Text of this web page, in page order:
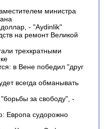
министра
- "Aydinlik"
на ремонт Великой
трехкратными
в Вене победил "друг
всегда обманывать
за свободу", -
Европа судорожно